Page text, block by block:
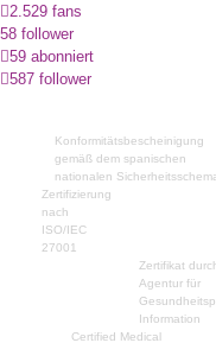
2.529 fans
58 follower
59 abonniert
587 follower
Konformitätsbescheinigung
gemäß dem spanischen
nationalen
Zertifizierung
nach
ISO/IEC
27001
Zertifikat
Agentur für
Information
Certified Medical